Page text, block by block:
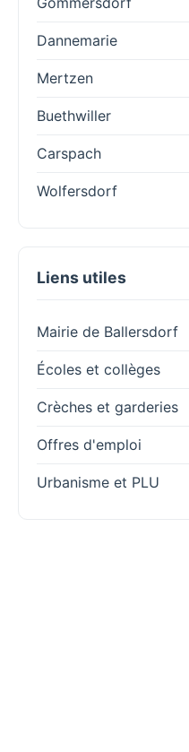
Dannemarie
Mertzen
Buethwiller
Carspach
Wolfersdorf
Liens utiles
Mairie de Ballersdorf
Écoles et collèges
Crèches et garderies
Offres d'emploi
Urbanisme et PLU